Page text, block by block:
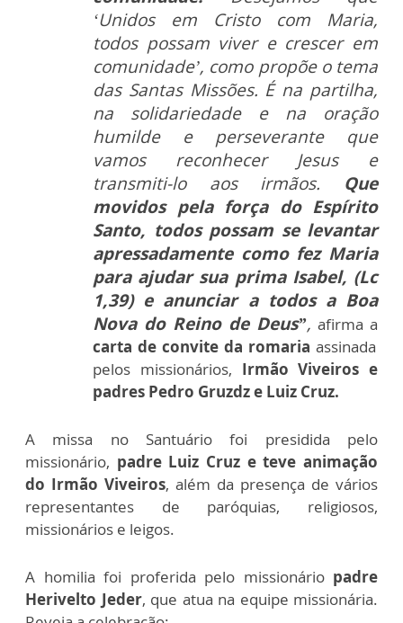
‘Unidos em Cristo com Maria,
todos possam viver e crescer em
comunidade’, como propõe o tema
das Santas Missões. É na partilha,
na solidariedade e na oração
humilde e perseverante que
vamos reconhecer Jesus e
transmiti-lo aos irmãos. Que
movidos pela força do Espírito
Santo, todos possam se levantar
apressadamente como fez Maria
para ajudar sua prima Isabel, (Lc
1,39) e anunciar a todos a Boa
Nova do Reino de Deus”, afirma a
carta de convite da romaria assinada
pelos missionários, Irmão Viveiros e
padres Pedro Gruzdz e Luiz Cruz.
A missa no Santuário foi presidida pelo
missionário, padre Luiz Cruz e teve animação
do Irmão Viveiros, além da presença de vários
representantes de paróquias, religiosos,
missionários e leigos.
A homilia foi proferida pelo missionário padre
Herivelto Jeder, que atua na equipe missionária.